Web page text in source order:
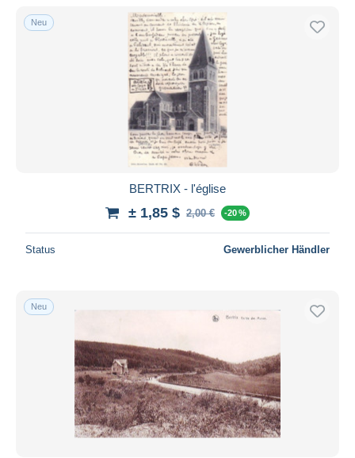
Neu
BERTRIX - l'église
± 1,85 $ 2,00 € -20 %
Status Gewerblicher Händler
Neu